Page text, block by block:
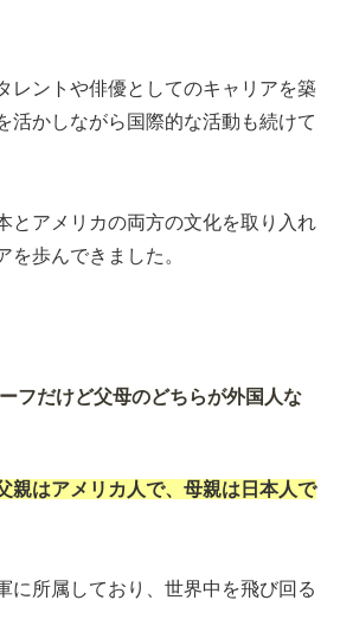
レントや俳優としてのキャリアを築
活かしながら国際的な活動も続けて
とアメリカの両方の文化を取り入れ
を歩んできました。
フだけど父母のどちらが外国人な
親はアメリカ人で、母親は日本人で
に所属しており、世界中を飛び回る